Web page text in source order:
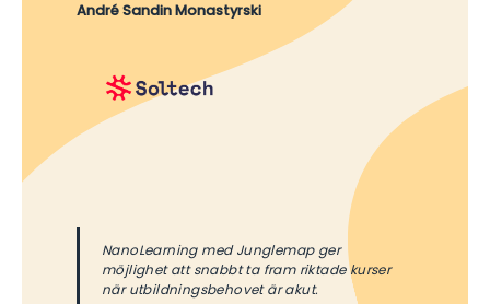
André Sandin Monastyrski
NanoLearning med Junglemap ger
möjlighet att snabbt ta fram riktade kurser
när utbildningsbehovet är akut.